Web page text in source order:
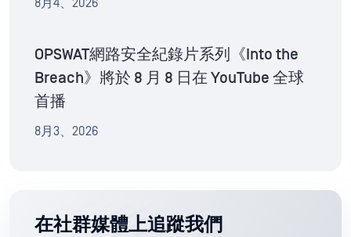
8月4、2026
OPSWAT網路安全紀錄片系列《Into the
Breach》將於 8 月 8 日在 YouTube 全球
首播
8月3、2026
在社群媒體上追蹤我們